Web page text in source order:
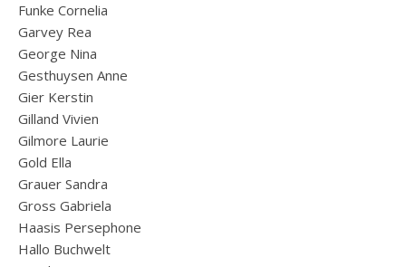
Funke Cornelia
Garvey Rea
George Nina
Gesthuysen Anne
Gier Kerstin
Gilland Vivien
Gilmore Laurie
Gold Ella
Grauer Sandra
Gross Gabriela
Haasis Persephone
Hallo Buchwelt